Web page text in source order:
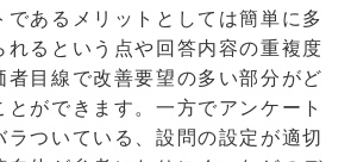
であるメリットとしては簡単に多
れるという点や回答内容の重複度
者目線で改善要望の多い部分がど
とができます。一方でアンケート
ラついている、設問の設定が適切